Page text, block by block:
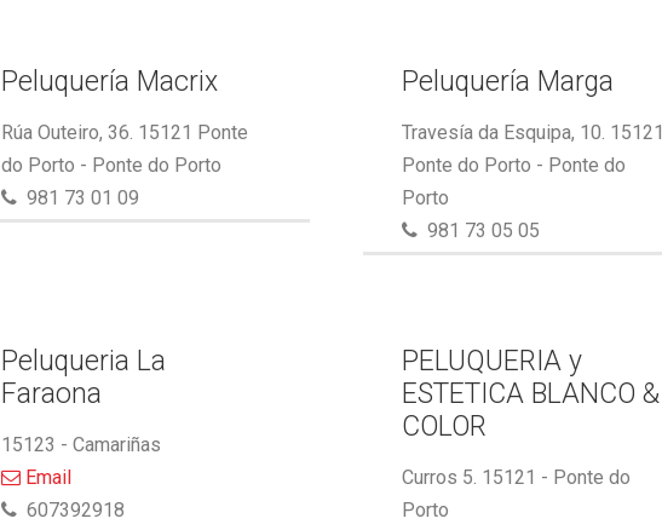
Peluquería Macrix
Rúa Outeiro, 36. 15121 Ponte
do Porto - Ponte do Porto
981 73 01 09
Peluquería Marga
Travesía da Esquipa, 10. 15121
Ponte do Porto - Ponte do
Porto
981 73 05 05
Peluqueria La
Faraona
15123 - Camariñas
Email
607392918
PELUQUERIA y
ESTETICA BLANCO &
COLOR
Curros 5. 15121 - Ponte do
Porto